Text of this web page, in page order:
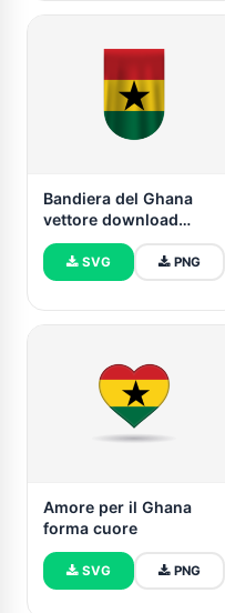
Bandiera del Ghana
vettore download
gratuito (SVG, PNG)
SVG PNG
Amore per il Ghana
forma cuore
SVG PNG